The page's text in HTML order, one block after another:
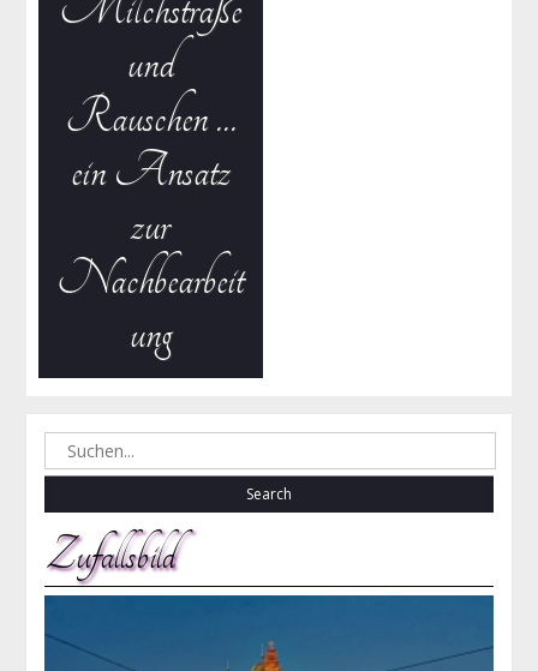
und
Rauschen …
ein Ansatz
zur
Nachbearbeit
ung
Search
for:
Zufallsbild